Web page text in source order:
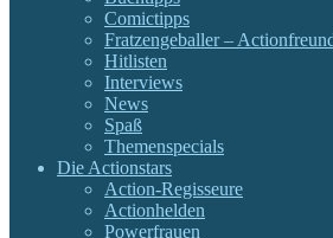
Comictipps
Fratzengeballer –
Hitlisten
Interviews
News
Spaß
Themenspecials
Die Actionstars
Action-Regisseure
Actionhelden
Powerfrauen